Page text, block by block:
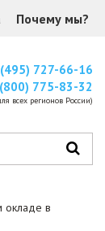
Почему мы?
727-66-16
775-83-32
всех регионов России)
окладе в